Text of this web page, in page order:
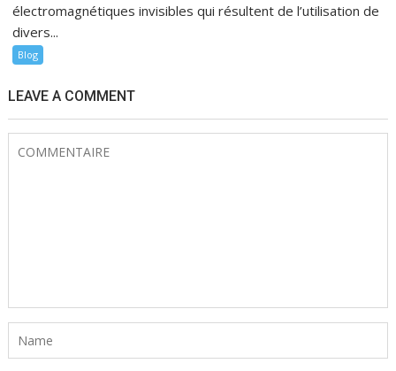
électromagnétiques invisibles qui résultent de l’utilisation de
divers...
Blog
LEAVE A COMMENT